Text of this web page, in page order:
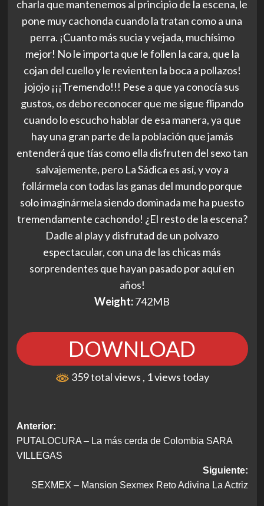
charla que mantenemos al principio de la escena, le
pone muy cachonda cuando la tratan como a una
perra. ¡Cuanto más sucia y vejada, muchísimo
mejor! No le importa que le follen la cara, que la
cojan del cuello y le revienten la boca a pollazos!
jojojo ¡¡¡Tremendo!!! Pese a que ya conocía sus
gustos, os debo reconocer que me sigue flipando
cuando lo escucho hablar de esa manera, ya que
hay una gran parte de la población que jamás
entenderá que tías como ella disfruten del sexo tan
salvajemente, pero La Sádica es así, y voy a
follármela con todas las ganas del mundo porque
solo imaginármela siendo dominada me ha puesto
tremendamente cachondo! ¿El resto de la escena?
Dadle al play y disfrutad de un polvazo
espectacular, con una de las chicas más
sorprendentes que hayan pasado por aquí en
años!
Weight:742MB
DOWNLOAD
359 total views , 1 views today
Navegación
de
Anterior:
PUTALOCURA – La más cerda de Colombia SARA
VILLEGAS
Siguiente:
SEXMEX – Mansion Sexmex Reto Adivina La Actriz